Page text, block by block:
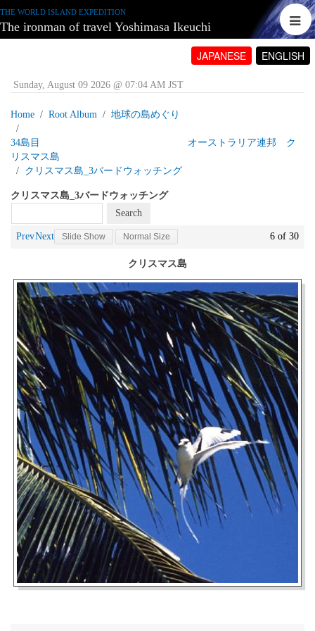
THE WORLD ISLAND EXPEDITION
The ironman of travel Yoshimasa Ikeuchi
JAPANESE ENGLISH
Sunday, August 09 2026 @ 07:04 AM JST
Home Root Album 地球の島めぐり
34島目 オーストラリア連邦 ク
リスマス島
クリスマス島_3バードウォッチング
クリスマス島_3バードウォッチング
PrevNext Slide Show Normal Size 6 of 30
クリスマス島